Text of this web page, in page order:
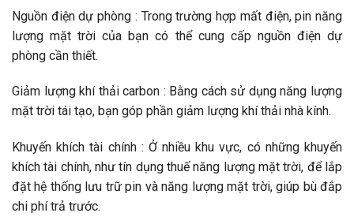
Nguồn điện dự phòng : Trong trường hợp mất điện, pin năng
lượng mặt trời của bạn có thể cung cấp nguồn điện dự
phòng cần thiết.
Giảm lượng khí thải carbon : Bằng cách sử dụng năng lượng
mặt trời tái tạo, bạn góp phần giảm lượng khí thải nhà kính.
Khuyến khích tài chính : Ở nhiều khu vực, có những khuyến
khích tài chính, như tín dụng thuế năng lượng mặt trời, để lắp
đặt hệ thống lưu trữ pin và năng lượng mặt trời, giúp bù đắp
chi phí trả trước.